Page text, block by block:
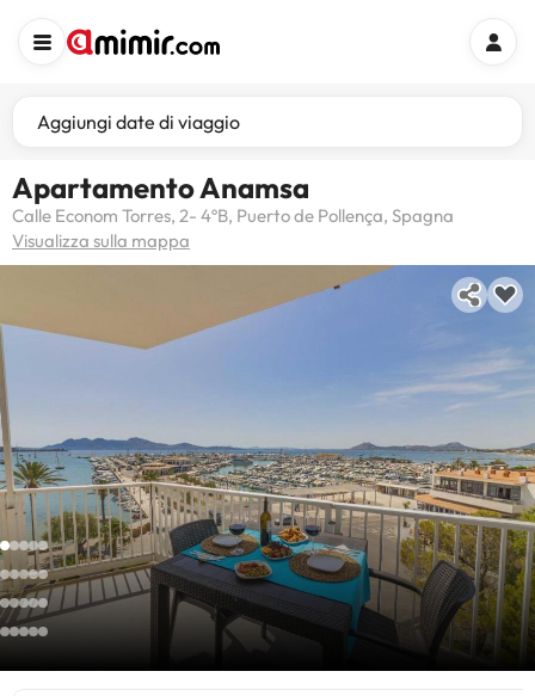
Aggiungi date di viaggio
Apartamento Anamsa
Calle Econom Torres, 2- 4ºB, Puerto de Pollença, Spagna
Visualizza sulla mappa